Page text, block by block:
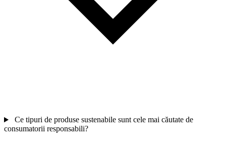
Ce tipuri de produse sustenabile sunt cele mai căutate de
consumatorii responsabili?